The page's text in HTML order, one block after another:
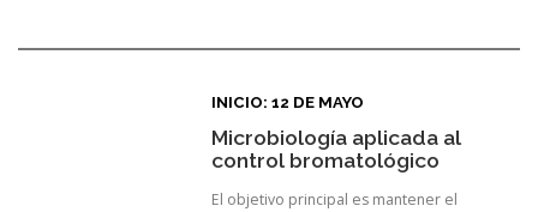
INICIO: 12 DE MAYO
Microbiología aplicada al
control bromatológico
El objetivo principal es mantener el